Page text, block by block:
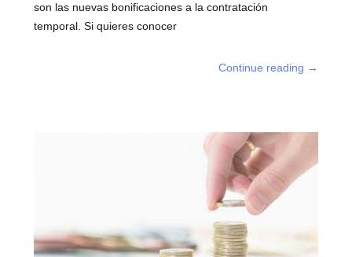
son las nuevas bonificaciones a la contratación
temporal. Si quieres conocer
Continue reading →